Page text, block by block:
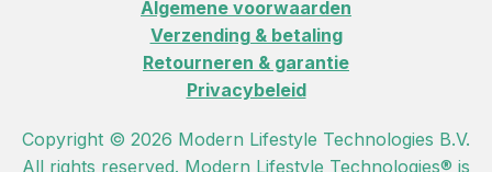
Algemene voorwaarden
Verzending & betaling
Retourneren & garantie
Privacybeleid
Copyright © 2026 Modern Lifestyle Technologies B.V.
All rights reserved. Modern Lifestyle Technologies® is